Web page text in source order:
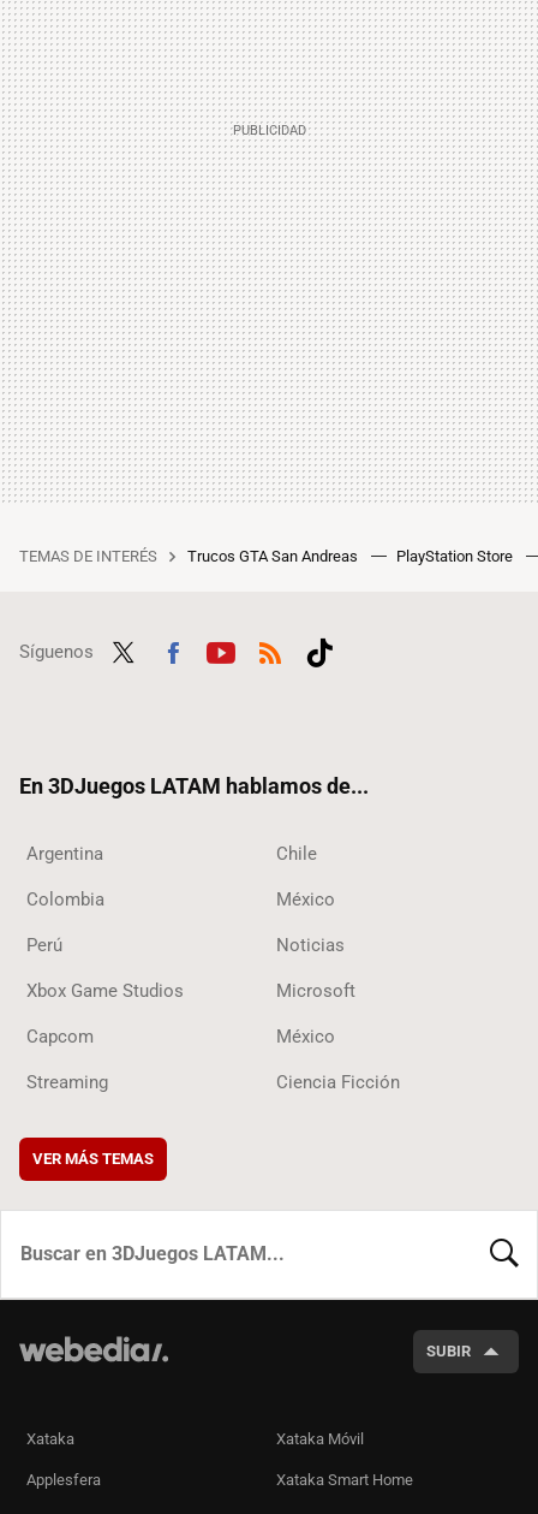
TEMAS DE INTERÉS Trucos GTA San Andreas PlayStation Store
Síguenos
En 3DJuegos LATAM hablamos de...
Argentina Chile
Colombia México
Perú Noticias
Xbox Game Studios Microsoft
Capcom México
Streaming Ciencia Ficción
VER MÁS TEMAS
SUBIR
Xataka Xataka Móvil
Applesfera Xataka Smart Home